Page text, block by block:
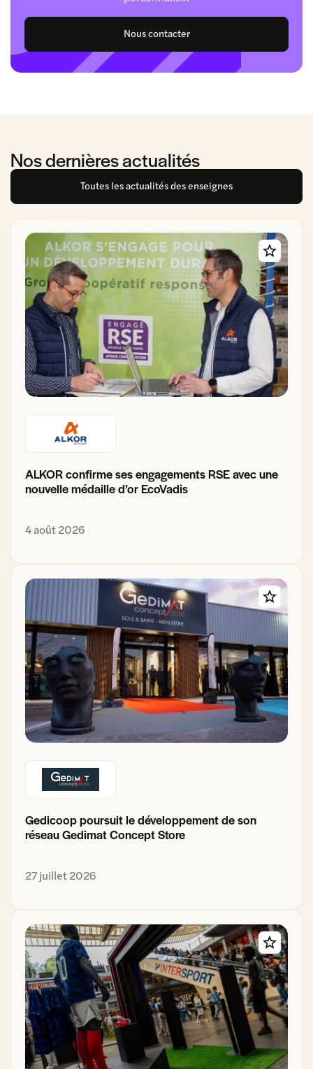
Nous contacter
Nos dernières actualités
Toutes les actualités des enseignes
ALKOR confirme ses engagements RSE avec une
nouvelle médaille d’or EcoVadis
4 août 2026
Gedicoop poursuit le développement de son
réseau Gedimat Concept Store
27 juillet 2026